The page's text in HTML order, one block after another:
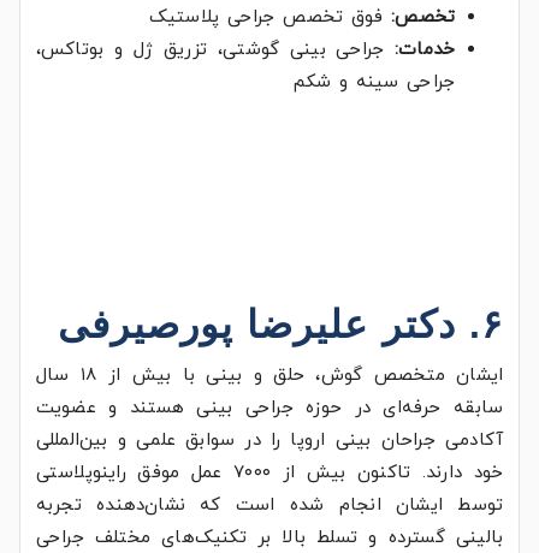
تخصص:فوق تخصص جراحی پلاستیک
خدمات: جراحی بینی گوشتی، تزریق ژل و بوتاکس،
جراحی سینه و شکم
۶. دکتر علیرضا پورصیرفی
ایشان متخصص گوش، حلق و بینی با بیش از ۱۸ سال
سابقه حرفه‌ای در حوزه جراحی بینی هستند و عضویت
آکادمی جراحان بینی اروپا را در سوابق علمی و بین‌المللی
خود دارند. تاکنون بیش از ۷۰۰۰ عمل موفق راینوپلاستی
توسط ایشان انجام شده است که نشان‌دهنده تجربه
بالینی گسترده و تسلط بالا بر تکنیک‌های مختلف جراحی